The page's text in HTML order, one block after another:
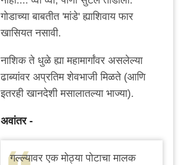
गोडाच्या बाबतीत 'मांडे' ह्याशिवाय फार
खासियत नसावी.
नाशिक ते धुळे ह्या महामार्गांवर असलेल्या
ढाब्यांवर अप्रतिम शेवभाजी मिळते (आणि
इतरही खानदेशी मसालातल्या भाज्या).
अवांतर -
गल्ल्यावर एक मोठ्या पोटाचा मालक